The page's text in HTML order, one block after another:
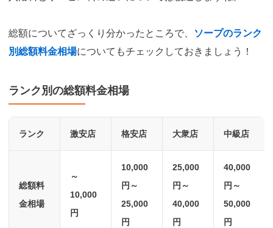
総額についてざっくり分かったところで、
ソープのランク
別総額料金相場についてもチェックしておきましょう！
ランク別の総額料金相場
ランク 激安店 格安店 大衆店 中級店
総額料
金相場
～
10,000
円
10,000
円～
25,000
円
25,000
円～
40,000
円
40,000
円～
50,000
円